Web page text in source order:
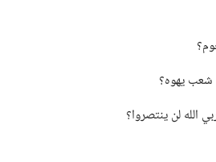
شعب يهوه؟‏
الله لن ينتصروا؟‏